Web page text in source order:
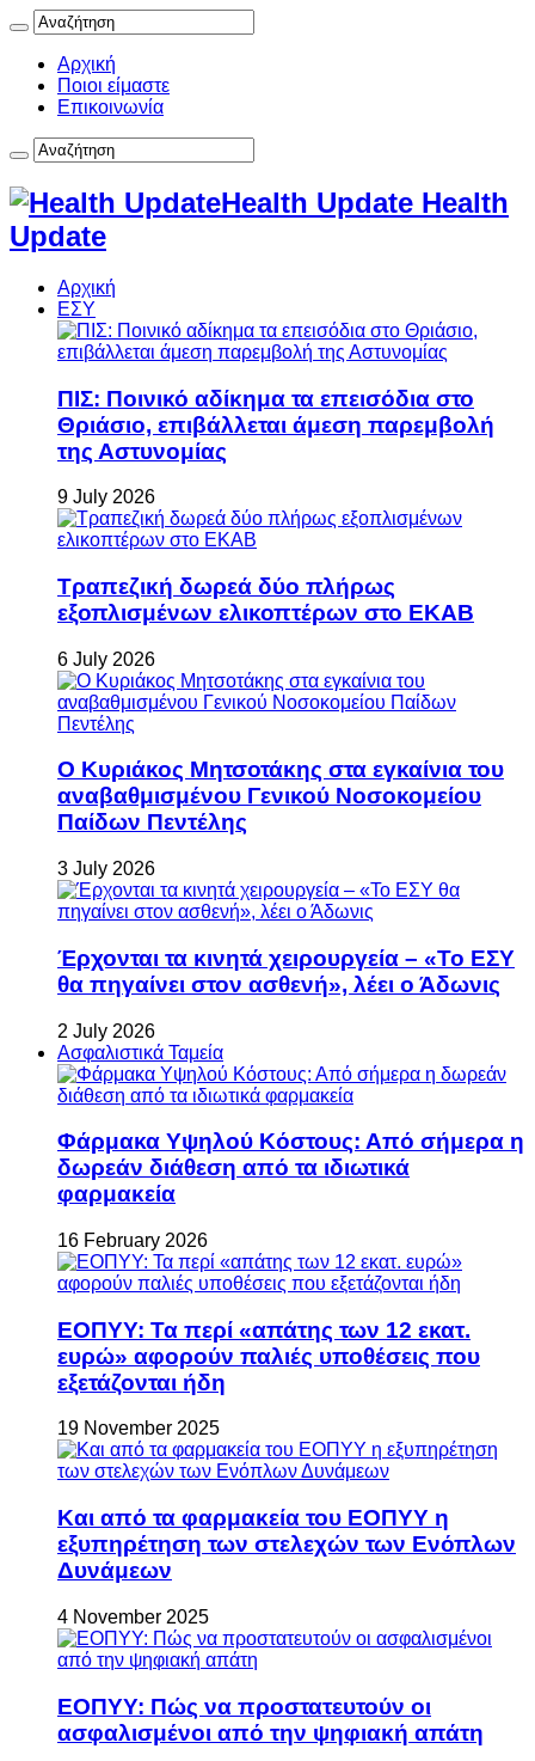
Αρχική
Ποιοι είμαστε
Επικοινωνία
Health Update Health
Update
Αρχική
ΕΣΥ
ΠΙΣ: Ποινικό αδίκημα τα επεισόδια στο
Θριάσιο, επιβάλλεται άμεση παρεμβολή
της Αστυνομίας
9 July 2026
Τραπεζική δωρεά δύο πλήρως
εξοπλισμένων ελικοπτέρων στο ΕΚΑΒ
6 July 2026
Ο Κυριάκος Μητσοτάκης στα εγκαίνια του
αναβαθμισμένου Γενικού Νοσοκομείου
Παίδων Πεντέλης
3 July 2026
Έρχονται τα κινητά χειρουργεία – «Το ΕΣΥ
θα πηγαίνει στον ασθενή», λέει ο Άδωνις
2 July 2026
Ασφαλιστικά Ταμεία
Φάρμακα Υψηλού Κόστους: Από σήμερα η
δωρεάν διάθεση από τα ιδιωτικά
φαρμακεία
16 February 2026
ΕΟΠΥΥ: Τα περί «απάτης των 12 εκατ.
ευρώ» αφορούν παλιές υποθέσεις που
εξετάζονται ήδη
19 November 2025
Και από τα φαρμακεία του ΕΟΠΥΥ η
εξυπηρέτηση των στελεχών των Ενόπλων
Δυνάμεων
4 November 2025
ΕΟΠΥΥ: Πώς να προστατευτούν οι
ασφαλισμένοι από την ψηφιακή απάτη